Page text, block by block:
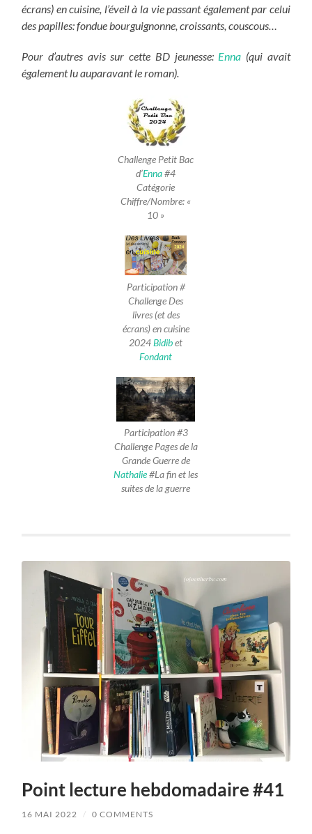
écrans) en cuisine, l’éveil à la vie passant également par celui
des papilles: fondue bourguignonne, croissants, couscous…
Pour d’autres avis sur cette BD jeunesse: Enna (qui avait
également lu auparavant le roman).
Challenge Petit Bac
d’Enna#4
Catégorie
Chiffre/Nombre: «
10 »
Participation #
Challenge Des
livres (et des
écrans) en cuisine
2024Bidibet
Fondant
Participation #3
Challenge Pages de la
Grande Guerre de
Nathalie#La fin et les
suites de la guerre
Point lecture hebdomadaire #41
16 MAI 2022 / 0 COMMENTS